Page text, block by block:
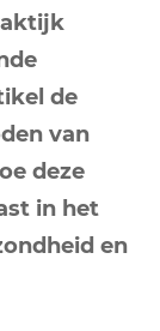
de
van
deze
in het
en